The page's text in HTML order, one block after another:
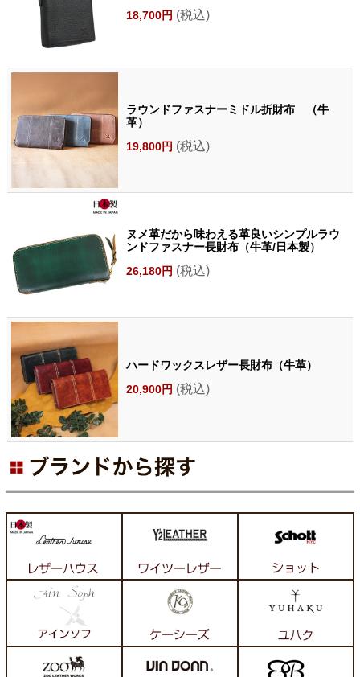
18,700円 (税込)
ラウンドファスナーミドル折財布 （牛
革）
19,800円 (税込)
ヌメ革だから味わえる革良いシンプルラウ
ンドファスナー長財布（牛革/日本製）
26,180円 (税込)
ハードワックスレザー長財布（牛革）
20,900円 (税込)